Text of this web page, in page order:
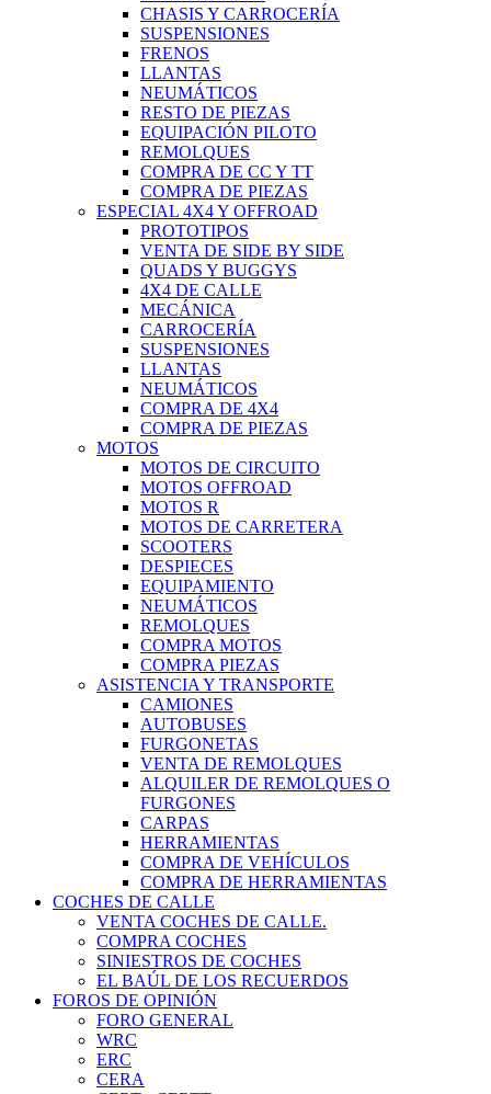
CHASIS Y CARROCERÍA
SUSPENSIONES
FRENOS
LLANTAS
NEUMÁTICOS
RESTO DE PIEZAS
EQUIPACIÓN PILOTO
REMOLQUES
COMPRA DE CC Y TT
COMPRA DE PIEZAS
ESPECIAL 4X4 Y OFFROAD
PROTOTIPOS
VENTA DE SIDE BY SIDE
QUADS Y BUGGYS
4X4 DE CALLE
MECÁNICA
CARROCERÍA
SUSPENSIONES
LLANTAS
NEUMÁTICOS
COMPRA DE 4X4
COMPRA DE PIEZAS
MOTOS
MOTOS DE CIRCUITO
MOTOS OFFROAD
MOTOS R
MOTOS DE CARRETERA
SCOOTERS
DESPIECES
EQUIPAMIENTO
NEUMÁTICOS
REMOLQUES
COMPRA MOTOS
COMPRA PIEZAS
ASISTENCIA Y TRANSPORTE
CAMIONES
AUTOBUSES
FURGONETAS
VENTA DE REMOLQUES
ALQUILER DE REMOLQUES O
FURGONES
CARPAS
HERRAMIENTAS
COMPRA DE VEHÍCULOS
COMPRA DE HERRAMIENTAS
COCHES DE CALLE
VENTA COCHES DE CALLE.
COMPRA COCHES
SINIESTROS DE COCHES
EL BAÚL DE LOS RECUERDOS
FOROS DE OPINIÓN
FORO GENERAL
WRC
ERC
CERA